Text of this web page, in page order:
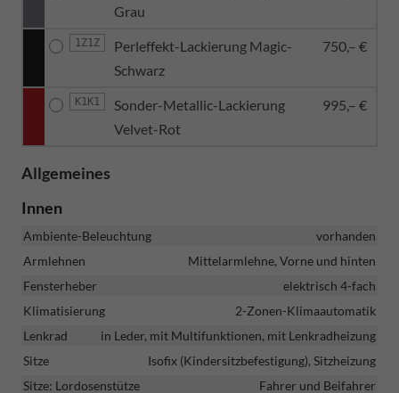
Grau
1Z1Z
Perleffekt-Lackierung Magic-
Schwarz
750,– €
K1K1
Sonder-Metallic-Lackierung
Velvet-Rot
995,– €
Allgemeines
Innen
Ambiente-Beleuchtung
vorhanden
Armlehnen
Mittelarmlehne, Vorne und hinten
Fensterheber
elektrisch 4-fach
Klimatisierung
2-Zonen-Klimaautomatik
Lenkrad
in Leder, mit Multifunktionen, mit Lenkradheizung
Sitze
Isofix (Kindersitzbefestigung), Sitzheizung
Sitze: Lordosenstütze
Fahrer und Beifahrer